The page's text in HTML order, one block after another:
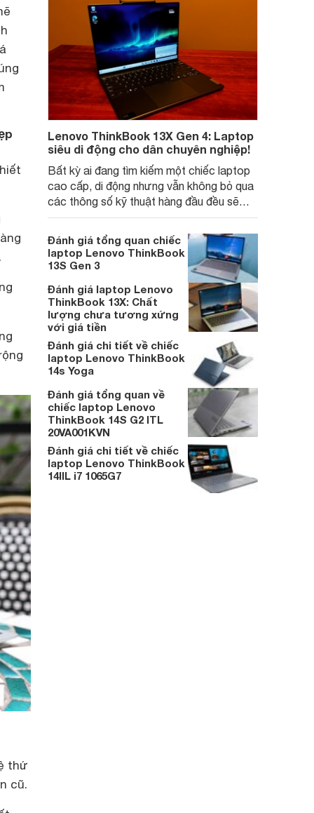
thứ
cũ.
Lenovo ThinkBook 13X Gen 4: Laptop
siêu di động cho dân chuyên nghiệp!
Bất kỳ ai đang tìm kiếm một chiếc laptop
cao cấp, di động nhưng vẫn không bỏ qua
các thông số kỹ thuật hàng đầu đều sẽ
muốn xem xét Lenovo ThinkBook 13X
Gen 4. Mặc dù nó thiếu một vài tính năng,
nhưng hiệu suất tổng thể của nó vẫn đủ ấn
tượng để thu hút hầu hết người dùng.
Đánh giá tổng quan chiếc
laptop Lenovo ThinkBook
13S Gen 3
Đánh giá laptop Lenovo
ThinkBook 13X: Chất
lượng chưa tương xứng
với giá tiền
Đánh giá chi tiết về chiếc
laptop Lenovo ThinkBook
14s Yoga
Đánh giá tổng quan về
chiếc laptop Lenovo
ThinkBook 14S G2 ITL
20VA001KVN
Đánh giá chi tiết về chiếc
laptop Lenovo ThinkBook
14IIL i7 1065G7